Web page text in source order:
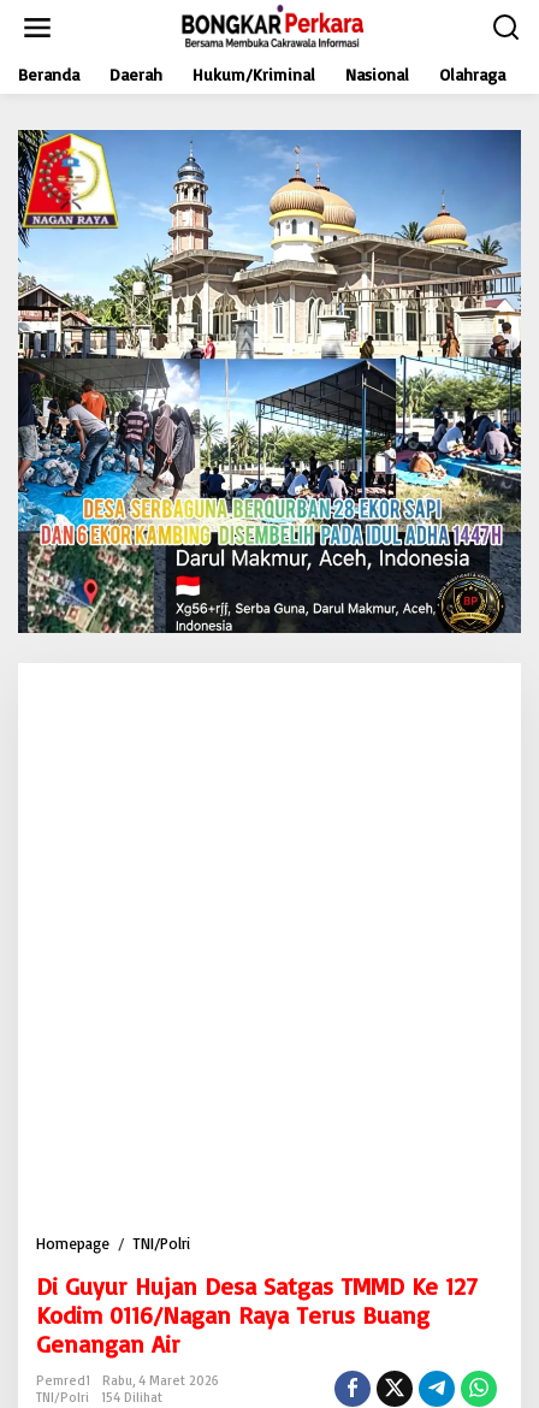
t
Beranda Daerah Hukum/Kriminal Nasional Olahraga
Homepage / TNI/Polri
G
u
y
r
Di Guyur Hujan Desa Satgas TMMD Ke 127
Kodim 0116/Nagan Raya Terus Buang
Genangan Air
Pemred1
Rabu, 4 Maret 2026
TNI/Polri
154 Dilihat